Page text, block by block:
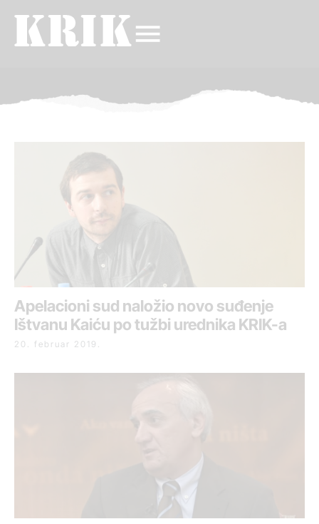
Apelacioni sud naložio novo suđenje
Ištvanu Kaiću po tužbi urednika KRIK-a
20. februar 2019.